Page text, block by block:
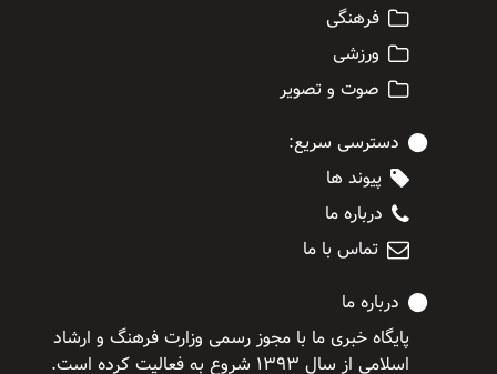
فرهنگی
ورزشی
صوت و تصویر
دسترسی سریع:
پیوند ها
درباره ما
تماس با ما
درباره ما
پایگاه خبری ما با مجوز رسمی وزارت فرهنگ و ارشاد
اسلامی از سال ۱۳۹۳ شروع به فعالیت کرده است.